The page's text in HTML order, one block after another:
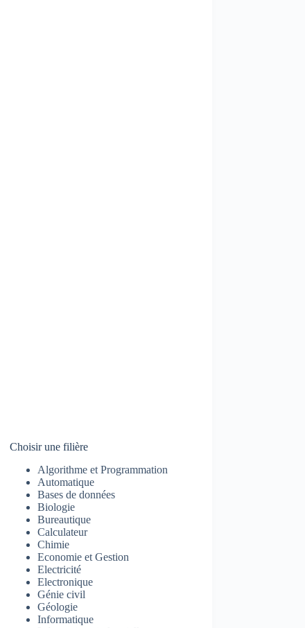
Choisir une filière
Algorithme et Programmation
Automatique
Bases de données
Biologie
Bureautique
Calculateur
Chimie
Economie et Gestion
Electricité
Electronique
Génie civil
Géologie
Informatique